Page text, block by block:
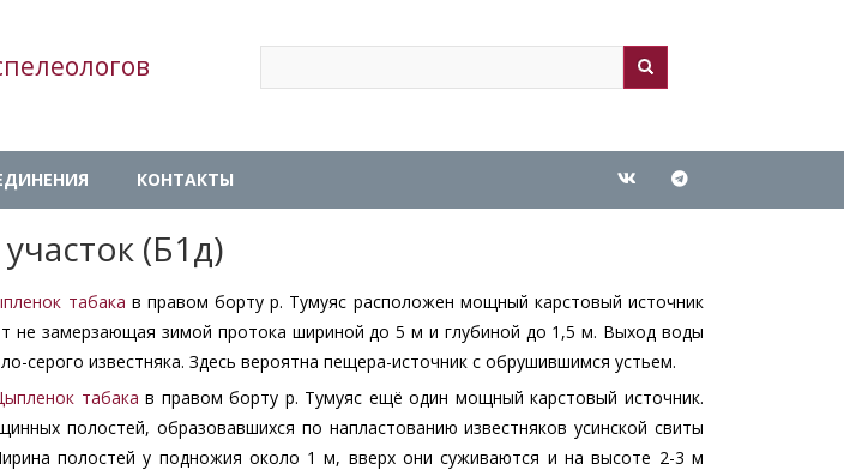
Search
КОНТАКТЫ
(Б1д)
табака в правом борту р. Тумуяс расположен мощный карстовый источник
не замерзающая зимой протока шириной до 5 м и глубиной до 1,5 м. Выход воды
серого известняка. Здесь вероятна пещера-источник с обрушившимся устьем.
табака в правом борту р. Тумуяс ещё один мощный карстовый источник.
полостей, образовавшихся по напластованию известняков усинской свиты
полостей у подножия около 1 м, вверх они суживаются и на высоте 2-3 м